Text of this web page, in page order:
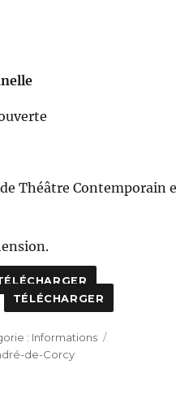
Théâtre Contemporain
TÉLÉCHARGER
Catégories
Informations
de-Corcy